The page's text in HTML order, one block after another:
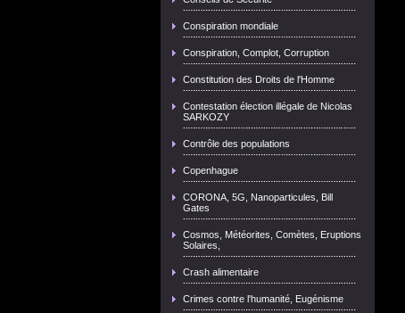
Conspiration mondiale
Conspiration, Complot, Corruption
Constitution des Droits de l'Homme
Contestation élection illégale de Nicolas
SARKOZY
Contrôle des populations
Copenhague
CORONA, 5G, Nanoparticules, Bill
Gates
Cosmos, Météorites, Comètes, Eruptions
Solaires,
Crash alimentaire
Crimes contre l'humanité, Eugénisme